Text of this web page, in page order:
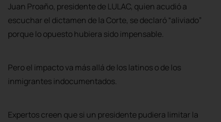
Juan Proaño, presidente de LULAC, quien acudió a
escuchar el dictamen de la Corte, se declaró “aliviado”
porque lo opuesto hubiera sido impensable.
Pero el impacto va más allá de los latinos o de los
inmigrantes indocumentados.
Expertos creen que si un presidente pudiera limitar la